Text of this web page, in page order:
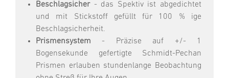
Beschlagsicher- das Spektiv ist abgedichtet
und mit Stickstoff gefüllt für 100 % ige
Beschlagsicherheit.
Prismensystem - Präzise auf +/- 1
Bogensekunde gefertigte Schmidt-Pechan
Prismen erlauben stundenlange Beobachtung